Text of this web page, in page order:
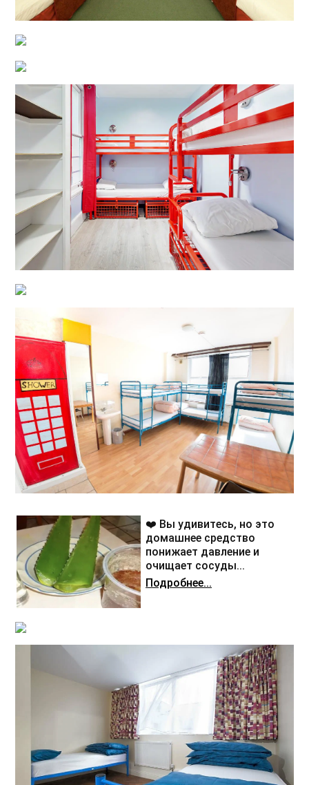
❤️ Вы удивитесь, но это
домашнее средство
понижает давление и
очищает сосуды...
Подробнее...